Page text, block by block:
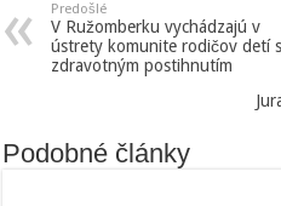
Predošlé
V Ružomberku vychádzajú v
ústrety komunite rodičov detí
zdravotným postihnutím
Podobné články